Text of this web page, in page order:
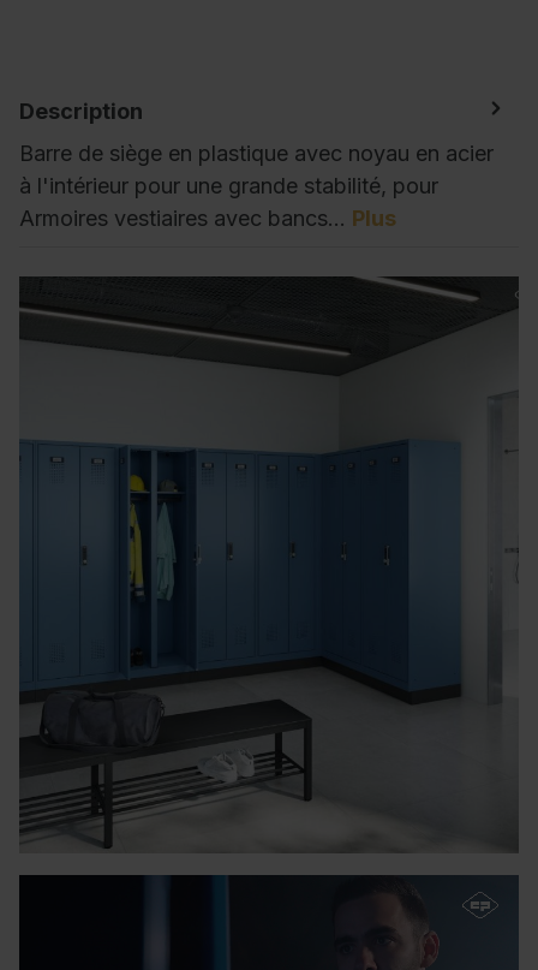
Description
Barre de siège en plastique avec noyau en acier
à l'intérieur pour une grande stabilité, pour
Armoires vestiaires avec bancs… Plus